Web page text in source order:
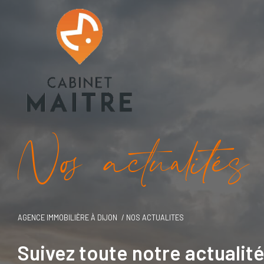
No actuaiés
AGENCE IMMOBILIÈRE À DIJON NOS ACTUALITES
Suivez toute notre actualité